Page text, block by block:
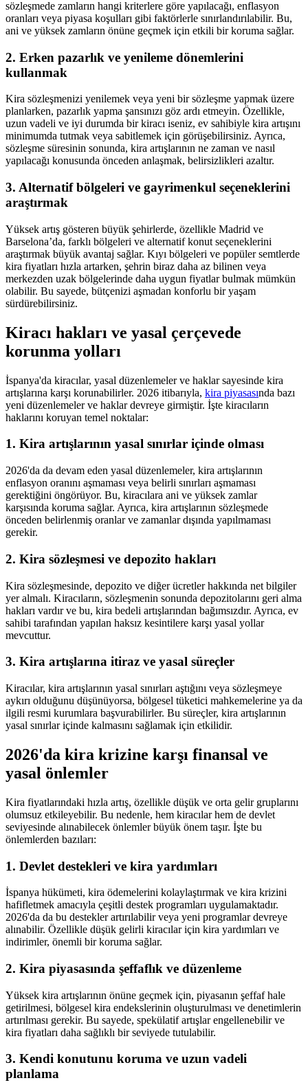
sözleşmede zamların hangi kriterlere göre yapılacağı, enflasyon
oranları veya piyasa koşulları gibi faktörlerle sınırlandırılabilir. Bu,
ani ve yüksek zamların önüne geçmek için etkili bir koruma sağlar.
2. Erken pazarlık ve yenileme dönemlerini
kullanmak
Kira sözleşmenizi yenilemek veya yeni bir sözleşme yapmak üzere
planlarken, pazarlık yapma şansınızı göz ardı etmeyin. Özellikle,
uzun vadeli ve iyi durumda bir kiracı iseniz, ev sahibiyle kira artışını
minimumda tutmak veya sabitlemek için görüşebilirsiniz. Ayrıca,
sözleşme süresinin sonunda, kira artışlarının ne zaman ve nasıl
yapılacağı konusunda önceden anlaşmak, belirsizlikleri azaltır.
3. Alternatif bölgeleri ve gayrimenkul seçeneklerini
araştırmak
Yüksek artış gösteren büyük şehirlerde, özellikle Madrid ve
Barselona’da, farklı bölgeleri ve alternatif konut seçeneklerini
araştırmak büyük avantaj sağlar. Kıyı bölgeleri ve popüler semtlerde
kira fiyatları hızla artarken, şehrin biraz daha az bilinen veya
merkezden uzak bölgelerinde daha uygun fiyatlar bulmak mümkün
olabilir. Bu sayede, bütçenizi aşmadan konforlu bir yaşam
sürdürebilirsiniz.
Kiracı hakları ve yasal çerçevede
korunma yolları
İspanya'da kiracılar, yasal düzenlemeler ve haklar sayesinde kira
artışlarına karşı korunabilirler. 2026 itibarıyla, kira piyasasında bazı
yeni düzenlemeler ve haklar devreye girmiştir. İşte kiracıların
haklarını koruyan temel noktalar:
1. Kira artışlarının yasal sınırlar içinde olması
2026'da da devam eden yasal düzenlemeler, kira artışlarının
enflasyon oranını aşmaması veya belirli sınırları aşmaması
gerektiğini öngörüyor. Bu, kiracılara ani ve yüksek zamlar
karşısında koruma sağlar. Ayrıca, kira artışlarının sözleşmede
önceden belirlenmiş oranlar ve zamanlar dışında yapılmaması
gerekir.
2. Kira sözleşmesi ve depozito hakları
Kira sözleşmesinde, depozito ve diğer ücretler hakkında net bilgiler
yer almalı. Kiracıların, sözleşmenin sonunda depozitolarını geri alma
hakları vardır ve bu, kira bedeli artışlarından bağımsızdır. Ayrıca, ev
sahibi tarafından yapılan haksız kesintilere karşı yasal yollar
mevcuttur.
3. Kira artışlarına itiraz ve yasal süreçler
Kiracılar, kira artışlarının yasal sınırları aştığını veya sözleşmeye
aykırı olduğunu düşünüyorsa, bölgesel tüketici mahkemelerine ya da
ilgili resmi kurumlara başvurabilirler. Bu süreçler, kira artışlarının
yasal sınırlar içinde kalmasını sağlamak için etkilidir.
2026'da kira krizine karşı finansal ve
yasal önlemler
Kira fiyatlarındaki hızla artış, özellikle düşük ve orta gelir gruplarını
olumsuz etkileyebilir. Bu nedenle, hem kiracılar hem de devlet
seviyesinde alınabilecek önlemler büyük önem taşır. İşte bu
önlemlerden bazıları:
1. Devlet destekleri ve kira yardımları
İspanya hükümeti, kira ödemelerini kolaylaştırmak ve kira krizini
hafifletmek amacıyla çeşitli destek programları uygulamaktadır.
2026'da da bu destekler artırılabilir veya yeni programlar devreye
alınabilir. Özellikle düşük gelirli kiracılar için kira yardımları ve
indirimler, önemli bir koruma sağlar.
2. Kira piyasasında şeffaflık ve düzenleme
Yüksek kira artışlarının önüne geçmek için, piyasanın şeffaf hale
getirilmesi, bölgesel kira endekslerinin oluşturulması ve denetimlerin
artırılması gerekir. Bu sayede, spekülatif artışlar engellenebilir ve
kira fiyatları daha sağlıklı bir seviyede tutulabilir.
3. Kendi konutunu koruma ve uzun vadeli
planlama